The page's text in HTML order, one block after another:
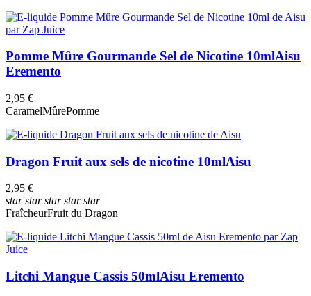
Pomme Mûre Gourmande Sel de Nicotine 10mlAisu
Eremento
2,95 €
CaramelMûrePomme
Dragon Fruit aux sels de nicotine 10mlAisu
2,95 €
starstarstarstarstar
FraîcheurFruit du Dragon
Litchi Mangue Cassis 50mlAisu Eremento